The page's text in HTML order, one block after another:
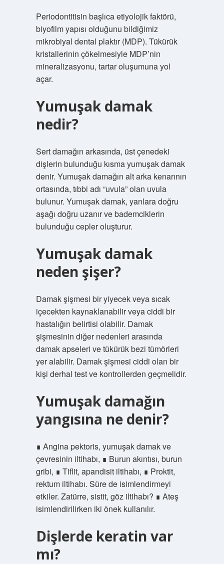
Periodontitisin başlıca etiyolojik faktörü,
biyofilm yapısı olduğunu bildiğimiz
mikrobiyal dental plaktır (MDP). Tükürük
kristallerinin çökelmesiyle MDP’nin
mineralizasyonu, tartar oluşumuna yol
açar.
Yumuşak damak
nedir?
Sert damağın arkasında, üst çenedeki
dişlerin bulunduğu kısma yumuşak damak
denir. Yumuşak damağın alt arka kenarının
ortasında, tıbbi adı “uvula” olan uvula
bulunur. Yumuşak damak, yanlara doğru
aşağı doğru uzanır ve bademciklerin
bulunduğu cepler oluşturur.
Yumuşak damak
neden şişer?
Damak şişmesi bir yiyecek veya sıcak
içecekten kaynaklanabilir veya ciddi bir
hastalığın belirtisi olabilir. Damak
şişmesinin diğer nedenleri arasında
damak apseleri ve tükürük bezi tümörleri
yer alabilir. Damak şişmesi ciddi olan bir
kişi derhal test ve kontrollerden geçmelidir.
Yumuşak damağın
yangısına ne denir?
∎ Angina pektoris, yumuşak damak ve
çevresinin iltihabı, ∎ Burun akıntısı, burun
gribi, ∎ Tiflit, apandisit iltihabı, ∎ Proktit,
rektum iltihabı. Süre de isimlendirmeyi
etkiler. Zatürre, sistit, göz iltihabı? ∎ Ateş
isimlendirilirken iki önek kullanılır.
Dişlerde keratin var
mı?